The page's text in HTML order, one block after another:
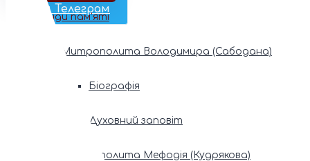
Наш Телеграм
Фонди пам’яті
Митрополита Володимира (Сабодана)
Біографія
Духовний заповіт
Митрополита Мефодія (Кудрякова)